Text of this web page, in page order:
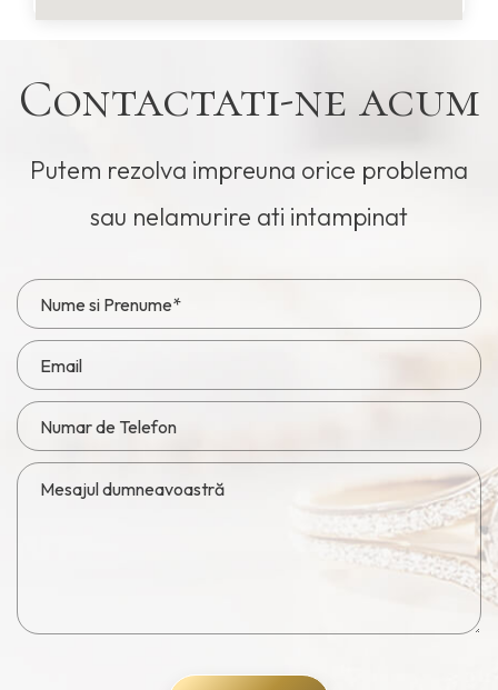
Contactati-ne acum
Putem rezolva impreuna orice problema
sau nelamurire ati intampinat